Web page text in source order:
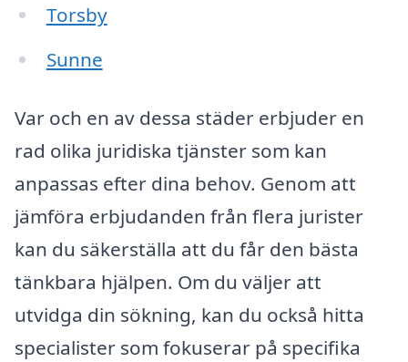
Torsby
Sunne
Var och en av dessa städer erbjuder en
rad olika juridiska tjänster som kan
anpassas efter dina behov. Genom att
jämföra erbjudanden från flera jurister
kan du säkerställa att du får den bästa
tänkbara hjälpen. Om du väljer att
utvidga din sökning, kan du också hitta
specialister som fokuserar på specifika